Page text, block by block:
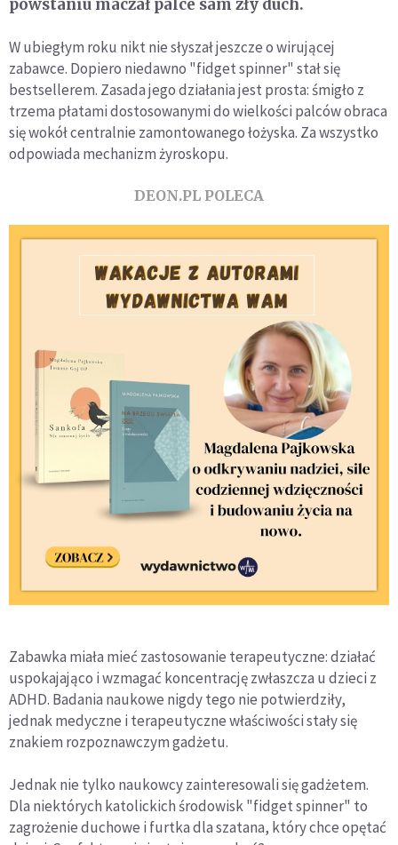
powstaniu maczał palce sam zły duch.
W ubiegłym roku nikt nie słyszał jeszcze o wirującej
zabawce. Dopiero niedawno "fidget spinner" stał się
bestsellerem. Zasada jego działania jest prosta: śmigło z
trzema płatami dostosowanymi do wielkości palców obraca
się wokół centralnie zamontowanego łożyska. Za wszystko
odpowiada mechanizm żyroskopu.
DEON.PL POLECA
Zabawka miała mieć zastosowanie terapeutyczne: działać
uspokajająco i wzmagać koncentrację zwłaszcza u dzieci z
ADHD. Badania naukowe nigdy tego nie potwierdziły,
jednak medyczne i terapeutyczne właściwości stały się
znakiem rozpoznawczym gadżetu.
Jednak nie tylko naukowcy zainteresowali się gadżetem.
Dla niektórych katolickich środowisk "fidget spinner" to
zagrożenie duchowe i furtka dla szatana, który chce opętać